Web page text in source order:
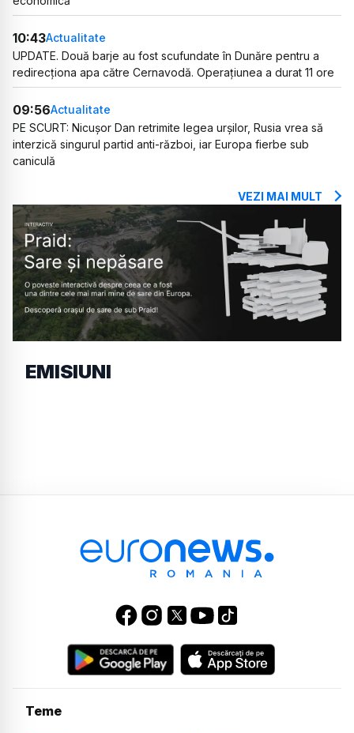
10:43Actualitate
UPDATE. Două barje au fost scufundate în Dunăre pentru a
redirecționa apa către Cernavodă. Operațiunea a durat 11 ore
09:56Actualitate
PE SCURT: Nicușor Dan retrimite legea urșilor, Rusia vrea să
interzică singurul partid anti-război, iar Europa fierbe sub
caniculă
VEZI MAI MULT
EMISIUNI
Teme